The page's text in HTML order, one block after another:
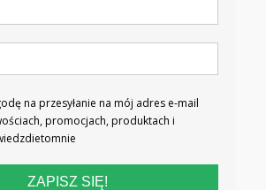
na przesyłanie na mój adres e-mail
promocjach, produktach i
ZAPISZ SIĘ!